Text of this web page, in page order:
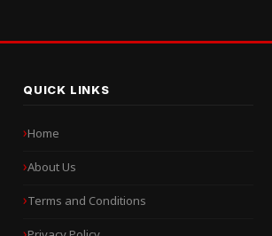
QUICK LINKS
Home
About Us
Terms and Conditions